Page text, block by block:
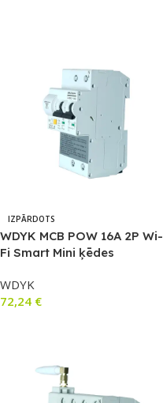
IZPĀRDOTS
WDYK MCB POW 16A 2P Wi-
Fi Smart Mini ķēdes
mērītāju un pārslodzes
aizsardzību (maks. 16A,
WDYK
72,24 €